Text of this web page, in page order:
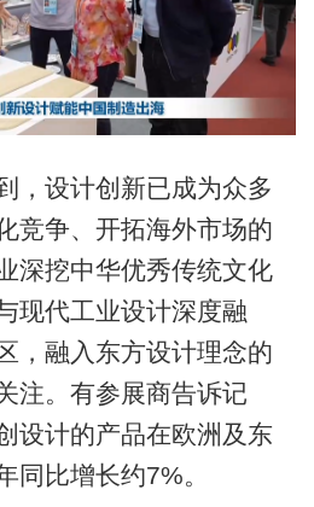
设计创新已成为众多
竞争、开拓海外市场的
深挖中华优秀传统文化
现代工业设计深度融
，融入东方设计理念的
注。有参展商告诉记
设计的产品在欧洲及东
同比增长约7%。